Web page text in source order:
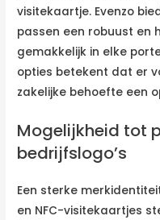
visitekaartje. Evenzo
passen een robuust
gemakkelijk in elke
opties betekent dat er
zakelijke behoefte een
Mogelijkheid tot
bedrijfslogo’s
Een sterke
en NFC-visitekaartjes